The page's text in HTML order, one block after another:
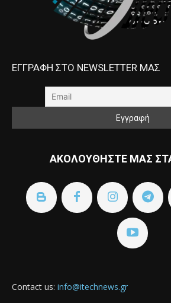
ΕΓΓΡΑΦΗ ΣΤΟ NEWSLETTER ΜΑΣ
ΑΚΟΛΟΥΘΗΣΤΕ ΜΑΣ
Contact us: info@itechnews.gr